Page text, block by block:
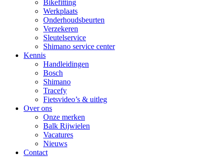
Bikefitting
Werkplaats
Onderhoudsbeurten
Verzekeren
Sleutelservice
Shimano service center
Kennis
Handleidingen
Bosch
Shimano
Tracefy
Fietsvideo’s & uitleg
Over ons
Onze merken
Balk Rijwielen
Vacatures
Nieuws
Contact